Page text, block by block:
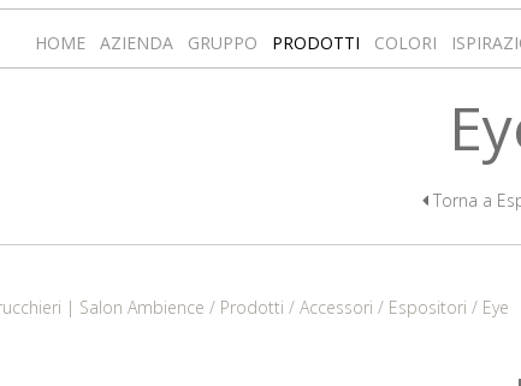
HOME AZIENDA GRUPPO PRODOTTI COLORI
Torna a
| Salon Ambience Prodotti Accessori Espositori Eye